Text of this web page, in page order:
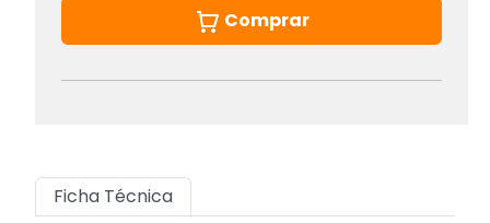
Comprar
Ficha Técnica